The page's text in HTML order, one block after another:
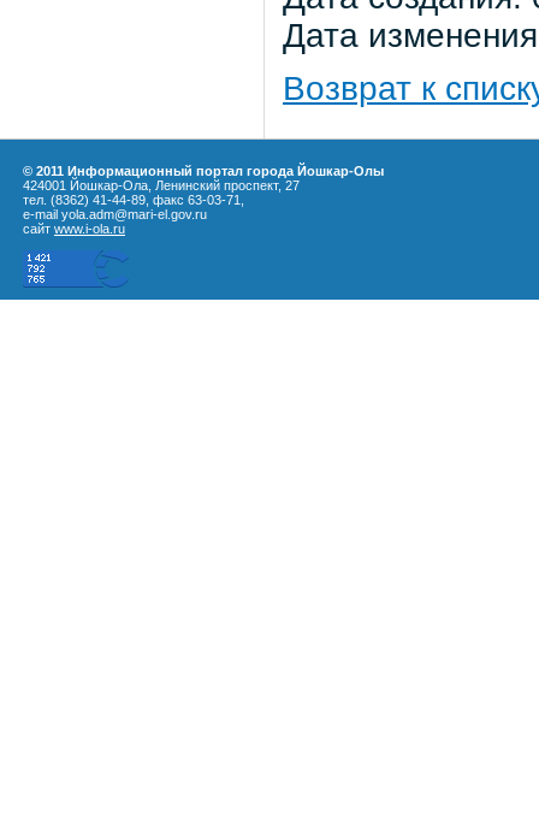
Дата
Возврат к
© 2011 Информационный портал города Йошкар-Олы
424001 Йошкар-Ола, Ленинский проспект, 27
тел. (8362) 41-44-89, факс 63-03-71,
e-mail yola.adm@mari-el.gov.ru
сайт www.i-ola.ru